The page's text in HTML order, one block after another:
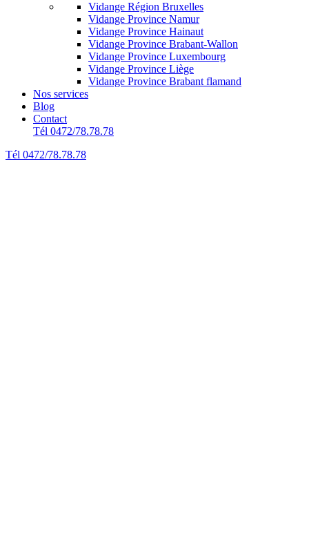
Vidange Région Bruxelles
Vidange Province Namur
Vidange Province Hainaut
Vidange Province Brabant-Wallon
Vidange Province Luxembourg
Vidange Province Liège
Vidange Province Brabant flamand
Nos services
Blog
Contact
Tél 0472/78.78.78
Tél 0472/78.78.78